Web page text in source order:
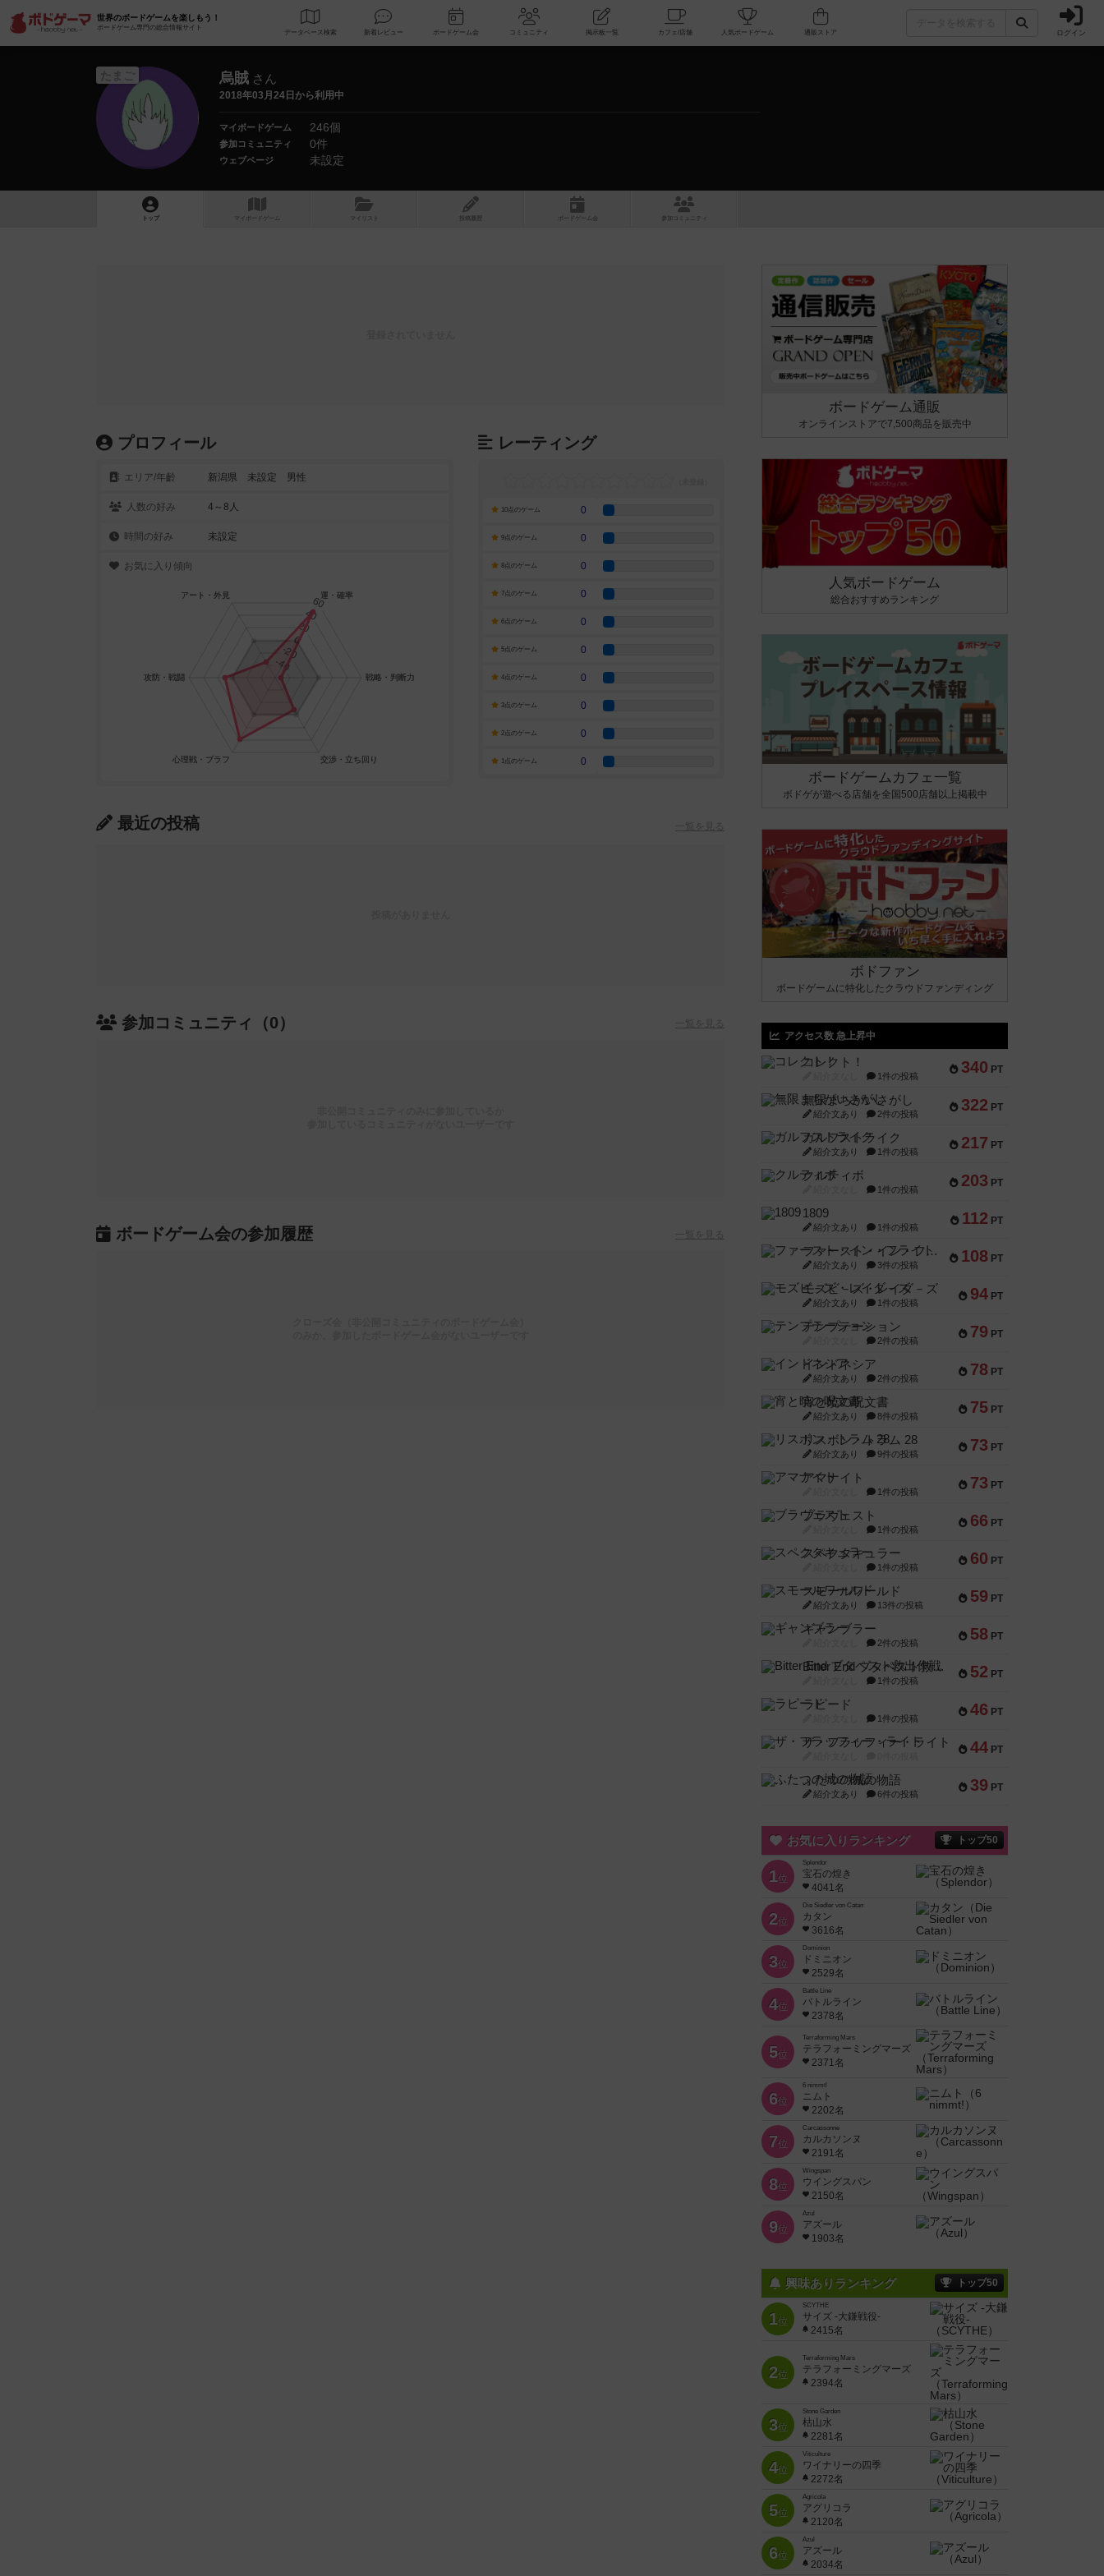
世界のボードゲームを楽しもう！
ボードゲーム専門の総合情報サイト
データベース 検索 新着レビュー ボードゲーム会 コミュニティ 掲示板一覧 カフェ/店舗 人気ボードゲーム ログイン
たまご 烏賊 さん
2018年03月24日から利用中
マイボードゲーム 246個
参加コミュニティ 0件
ウェブページ 未設定
トップ マイボードゲーム マイリスト 投稿履歴 ボ ドゲ ーム コミュニティ
プロフィール
エリア/年齡 新潟県 未設定 男性
人数の好み 4～8人
時間の好み 未設定
お気に入り傾向
レーティング
10点のゲーム 0
9点のゲーム 0
8点のゲーム 0
7点のゲーム 0
6点のゲーム 0
5点のゲーム 0
4点のゲーム 0
3点のゲーム 0
2点のゲーム 0
1点のゲーム 0
最近の投稿 一覧を見る
参加コミュニティ（0） 一覧を見る
ボードゲーム会の参加履歴 一覧を見る
ボードゲーム通販
オンラインストアで7,500商品を販売中
人気ボードゲーム
総合おすすめランキング
ボードゲームカフェ一覧
ボドゲが遊べる店舗を全国500店舗以上掲載中
ボドファン
ボードゲームに特化したクラウドファンディング
アクセス数 急上昇中
340 PT
コレクト！
1件の投稿
322 PT
無限まちがいさがし
紹介文あり 2件の投稿
217 PT
ガルフストライク
紹介文あり 1件の投稿
203 PT
クルティボ
1件の投稿
112 PT
1809
紹介文あり 1件の投稿
108 PT
ファースト・イン・フライト
紹介文あり 3件の投稿
94 PT
モズビ－ズ・レイダ－ズ
紹介文あり 1件の投稿
79 PT
テンプテーション
2件の投稿
78 PT
インドネシア
紹介文あり 2件の投稿
75 PT
宵と暁の呪文書
紹介文あり 8件の投稿
73 PT
リスボン・トラム 28
紹介文あり 9件の投稿
73 PT
アマナイト
1件の投稿
66 PT
ブラヴェスト
1件の投稿
60 PT
スペクタキュラー
1件の投稿
59 PT
スモールワールド
紹介文あり 13件の投稿
58 PT
ギャンブラー
2件の投稿
52 PT
Bitter End ブタペスト救出作戦
1件の投稿
46 PT
ラピード
1件の投稿
44 PT
ザ・フラッフィー・ライト
39 PT
ふたつの城の物語
紹介文あり 6件の投稿
お気に入りランキング トップ50
1位
Splendor
宝石の煌き
4041名
2位
Die Siedler von Catan
カタン
3616名
3位
Dominion
ドミニオン
2529名
4位
Battle Line
バトルライン
2378名
5位
Terraforming Mars
テラフォーミングマーズ
2371名
6位
6 nimmt!
ニムト
2202名
7位
Carcassonne
カルカソンヌ
2191名
8位
Wingspan
ウイングスパン
2150名
9位
Azul
アズール
1903名
興味ありランキング トップ50
1位
SCYTHE
サイズ -大鎌戦役-
2415名
2位
Terraforming Mars
テラフォーミングマーズ
2394名
3位
Stone Garden
枯山水
2281名
4位
Viticulture
ワイナリーの四季
2272名
5位
Agricola
アグリコラ
2120名
6位
Azul
アズール
2034名